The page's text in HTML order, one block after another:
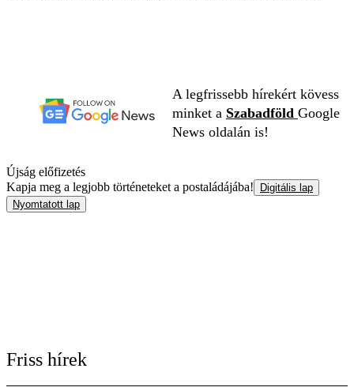
A legfrissebb hírekért kövess
minket a Szabadföld Google
News oldalán is!
Újság előfizetés
Kapja meg a legjobb történeteket a postaládájába!
Digitális lap
Nyomtatott lap
Friss hírek